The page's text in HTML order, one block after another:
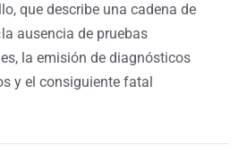
que describe una cadena de
ausencia de pruebas
la emisión de diagnósticos
y el consiguiente fatal